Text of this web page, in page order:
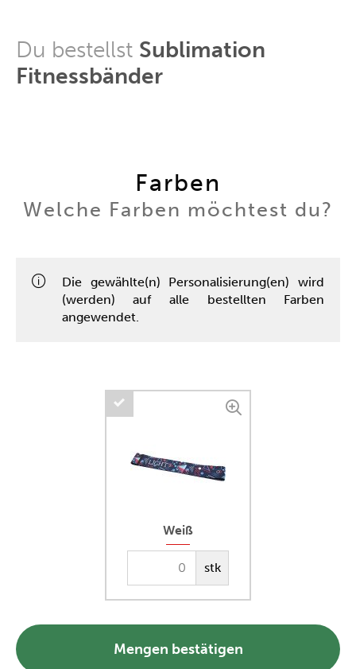
Du bestellst Sublimation
Fitnessbänder
Farben
Welche Farben möchtest du?
Die gewählte(n) Personalisierung(en) wird
(werden) auf alle bestellten Farben
angewendet.
Weiß
stk
Mengen bestätigen